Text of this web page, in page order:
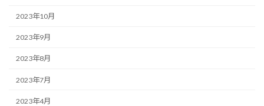
2023年10月
2023年9月
2023年8月
2023年7月
2023年4月